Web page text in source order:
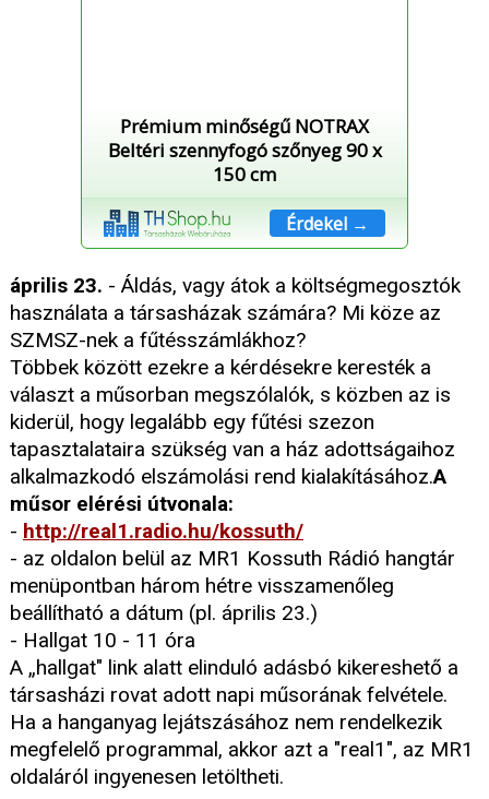
Prémium minőségű NOTRAX
Beltéri szennyfogó szőnyeg 90 x
150 cm
Érdekel →
április 23. - Áldás, vagy átok a költségmegosztók
használata a társasházak számára? Mi köze az
SZMSZ-nek a fűtésszámlákhoz?
Többek között ezekre a kérdésekre keresték a
választ a műsorban megszólalók, s közben az is
kiderül, hogy legalább egy fűtési szezon
tapasztalataira szükség van a ház adottságaihoz
alkalmazkodó elszámolási rend kialakításához.A
műsor elérési útvonala:
- http://real1.radio.hu/kossuth/
- az oldalon belül az MR1 Kossuth Rádió hangtár
menüpontban három hétre visszamenőleg
beállítható a dátum (pl. április 23.)
- Hallgat 10 - 11 óra
A „hallgat" link alatt elinduló adásbó kikereshető a
társasházi rovat adott napi műsorának felvétele.
Ha a hanganyag lejátszásához nem rendelkezik
megfelelő programmal, akkor azt a "real1", az MR1
oldaláról ingyenesen letöltheti.